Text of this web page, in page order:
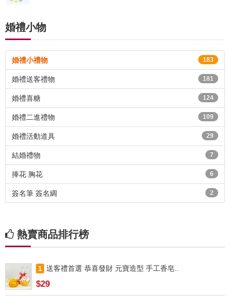
婚禮小物
婚禮小禮物 183
婚禮送客禮物 181
婚禮喜糖 124
婚禮二進禮物 109
婚禮活動道具 29
結婚禮物 7
捧花 胸花 6
簽名筆 簽名綢 2
熱賣商品排行榜
1 送客禮首選 恭喜發財 元寶造型 手工香皂..
$29